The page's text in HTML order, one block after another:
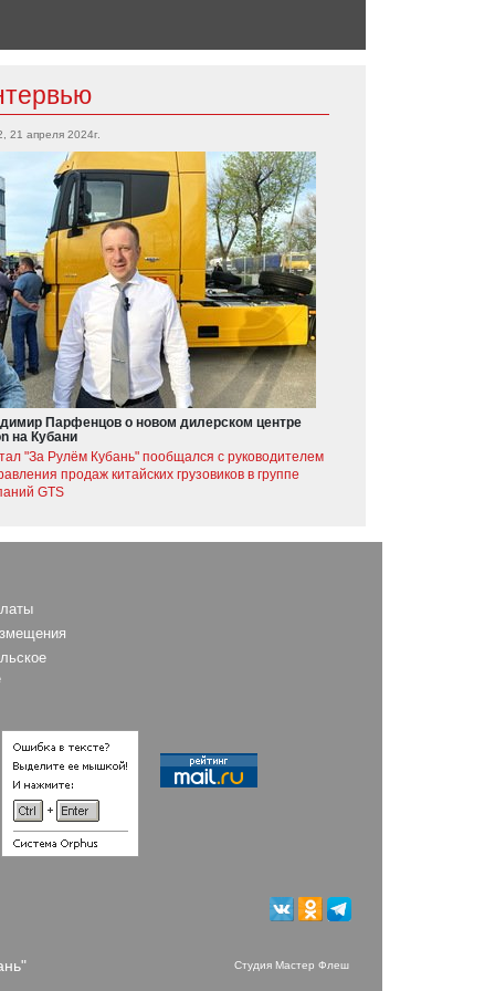
21 апреля 2024г.
Парфенцов о новом дилерском центре
на Кубани
"За Рулём Кубань" пообщался с руководителем
продаж китайских грузовиков в группе
GTS
Студия Мастер Флеш